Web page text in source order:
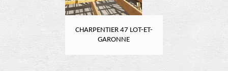
CHARPENTIER 47 LOT-ET-
GARONNE